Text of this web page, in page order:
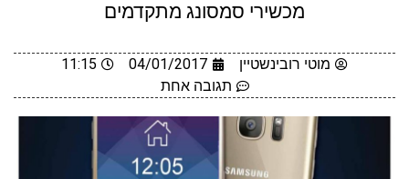
מכשירי סמסונג מתקדמים
מוטי רובינשטיין 04/01/2017
11:15
תגובה אחת